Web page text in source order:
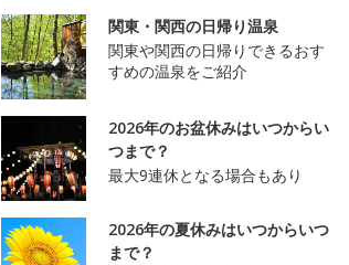
関東・関西の日帰り温泉
関東や関西の日帰りできるおす
すめの温泉をご紹介
2026年のお盆休みはいつからい
つまで？
最大9連休となる場合もあり
2026年の夏休みはいつからいつ
まで？